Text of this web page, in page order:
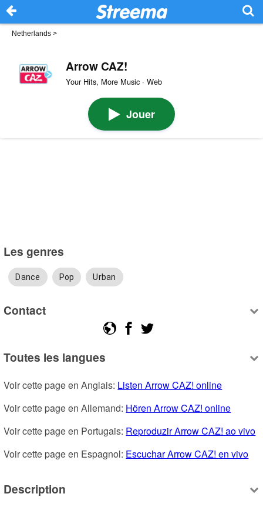
Netherlands >
Arrow CAZ!
Your Hits, More Music · Web
Jouer
Les genres
Dance Pop Urban
Contact
Toutes les langues
Voir cette page en Anglais: Listen Arrow CAZ! online
Voir cette page en Allemand: Hören Arrow CAZ! online
Voir cette page en Portugais: Reproduzir Arrow CAZ! ao vivo
Voir cette page en Espagnol: Escuchar Arrow CAZ! en vivo
Description